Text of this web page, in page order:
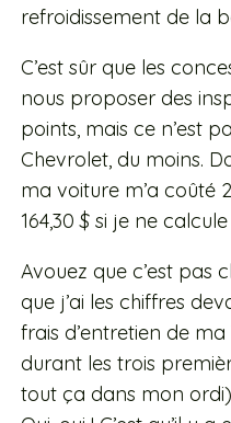
refroidissement de la
C’est sûr que les
nous proposer des
points, mais ce n’est
Chevrolet, du moins.
ma voiture m’a coûté
164,30 $ si je ne
Avouez que c’est pas
que j’ai les chiffres
frais d’entretien de
durant les trois
tout ça dans mon